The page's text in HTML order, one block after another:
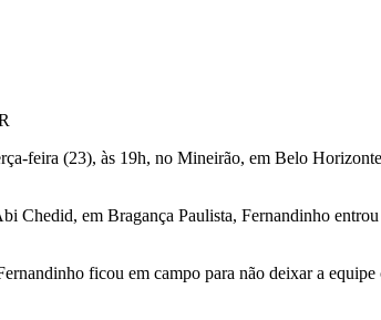
feira (23), às 19h, no Mineirão, em Belo
Chedid, em Bragança Paulista, Fernandinho
ficou em campo para não deixar a